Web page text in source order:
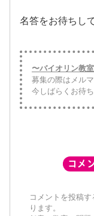
名答をお待ちし
〜バイオリン教
募集の際はメル
今しばらくお待ち
コメ
コメントを投稿
ります。